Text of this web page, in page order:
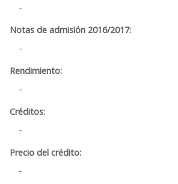
-
-
-
-
-